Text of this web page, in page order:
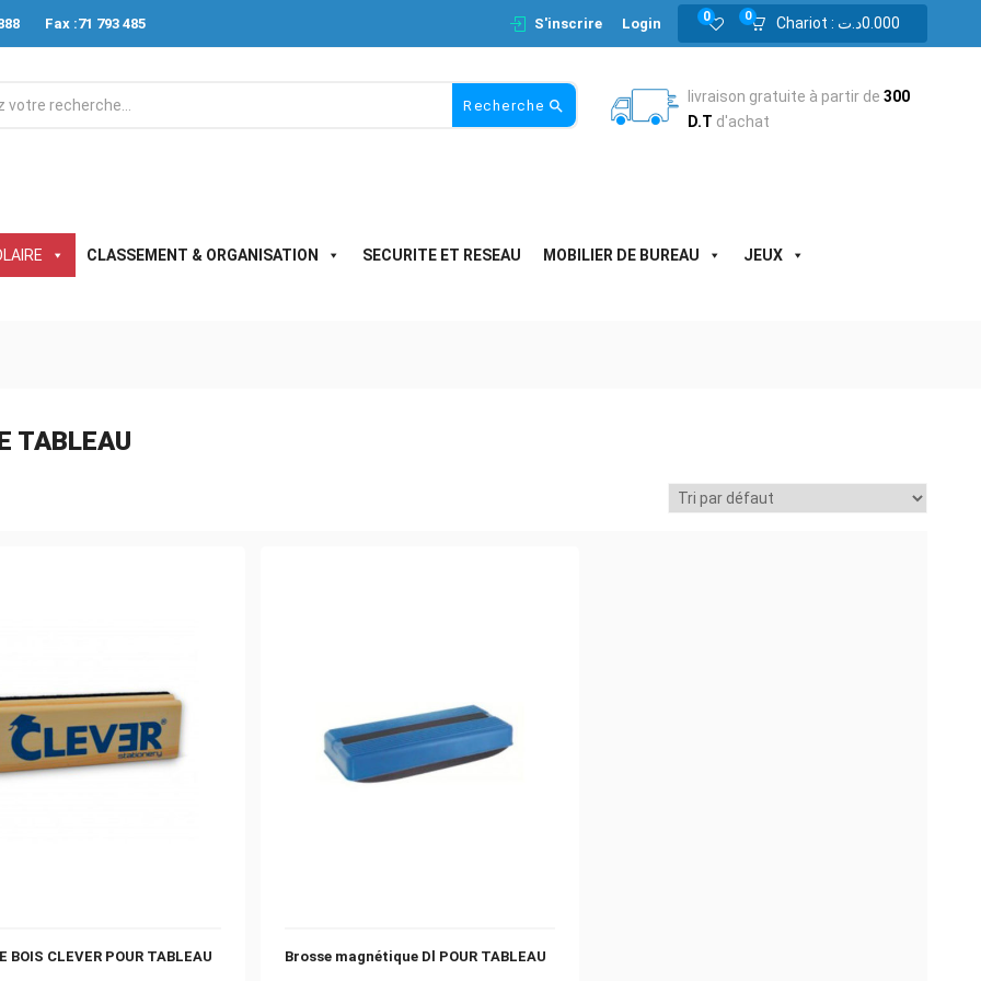
Fax :71 793 485 Chariot : 0.000د.ت 0
0
S'inscrire Login
Recherche livraison gratuite à partir de 300
D.T d'achat
CLASSEMENT & ORGANISATION SECURITE ET RESEAU MOBILIER DE BUREAU JEUX
TABLEAU
BOIS CLEVER POUR TABLEAU Brosse magnétique Dl POUR TABLEAU